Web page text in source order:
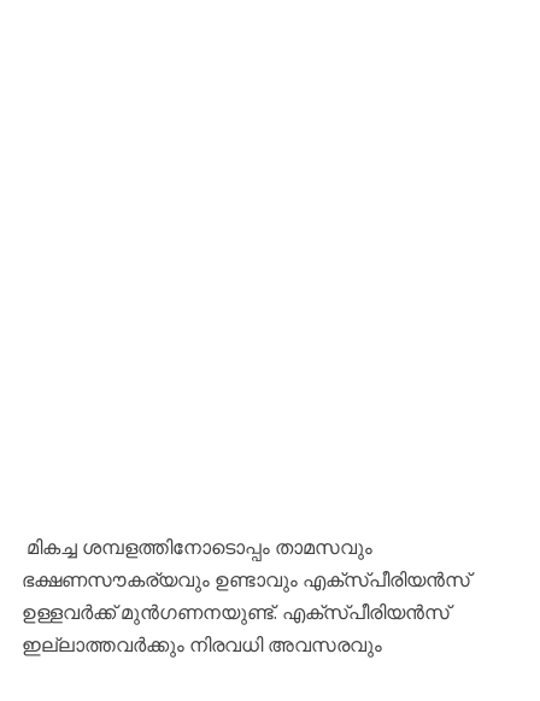
മികച്ച ശമ്പളത്തിനോടൊപ്പം താമസവും
ഭക്ഷണസൗകര്യവും ഉണ്ടാവും എക്സ്പീരിയൻസ്
ഉള്ളവർക്ക് മുൻഗണനയുണ്ട്. എക്സ്പീരിയൻസ്
ഇല്ലാത്തവർക്കും നിരവധി അവസരവും